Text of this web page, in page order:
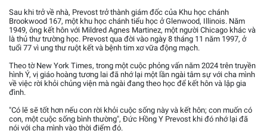
Sau khi trở về nhà, Prevost trở thành giám đốc của Khu học chánh
Brookwood 167, một khu học chánh tiểu học ở Glenwood, Illinois. Năm
1949, ông kết hôn với Mildred Agnes Martinez, một người Chicago khác và
là thủ thư trường học. Prevost qua đời vào ngày 8 tháng 11 năm 1997, ở
tuổi 77 vì ung thư ruột kết và bệnh tim xơ vữa động mạch.
Theo tờ New York Times, trong một cuộc phỏng vấn năm 2024 trên truyền
hình Ý, vị giáo hoàng tương lai đã nhớ lại một lần ngài tâm sự với cha mình
về việc rời khỏi chủng viện mà ngài đang theo học để kết hôn và lập gia
đình.
"Có lẽ sẽ tốt hơn nếu con rời khỏi cuộc sống này và kết hôn; con muốn có
con, một cuộc sống bình thường", Đức Hồng Y Prevost khi đó nhớ lại đã
nói với cha mình vào thời điểm đó.